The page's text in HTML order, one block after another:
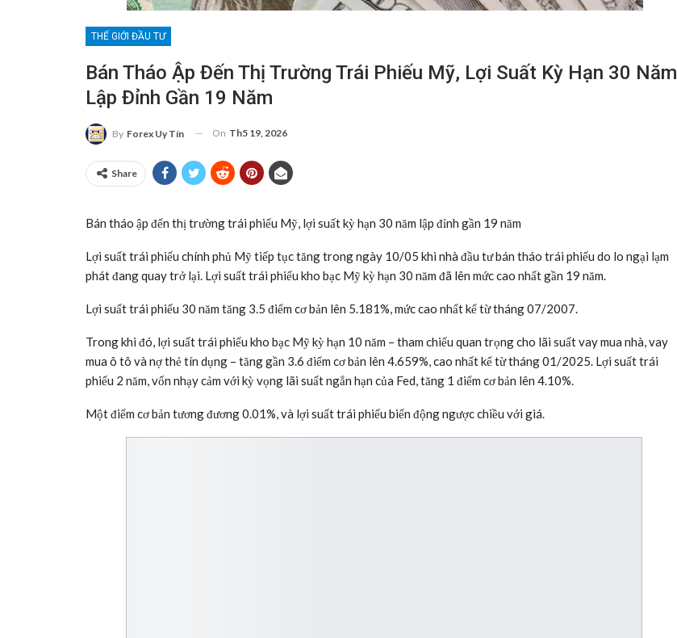
THẾ GIỚI ĐẦU TƯ
Bán Tháo Ập Đến Thị Trường Trái Phiếu Mỹ, Lợi Suất Kỳ Hạn 30 Năm
Lập Đỉnh Gần 19 Năm
By Forex Uy Tín On Th5 19, 2026
Share
Bán tháo ập đến thị trường trái phiếu Mỹ, lợi suất kỳ hạn 30 năm lập đỉnh gần 19 năm
Lợi suất trái phiếu chính phủ Mỹ tiếp tục tăng trong ngày 10/05 khi nhà đầu tư bán tháo trái phiếu do lo ngại lạm
phát đang quay trở lại. Lợi suất trái phiếu kho bạc Mỹ kỳ hạn 30 năm đã lên mức cao nhất gần 19 năm.
Lợi suất trái phiếu 30 năm tăng 3.5 điểm cơ bản lên 5.181%, mức cao nhất kể từ tháng 07/2007.
Trong khi đó, lợi suất trái phiếu kho bạc Mỹ kỳ hạn 10 năm – tham chiếu quan trọng cho lãi suất vay mua nhà, vay
mua ô tô và nợ thẻ tín dụng – tăng gần 3.6 điểm cơ bản lên 4.659%, cao nhất kể từ tháng 01/2025. Lợi suất trái
phiếu 2 năm, vốn nhạy cảm với kỳ vọng lãi suất ngắn hạn của Fed, tăng 1 điểm cơ bản lên 4.10%.
Một điểm cơ bản tương đương 0.01%, và lợi suất trái phiếu biến động ngược chiều với giá.